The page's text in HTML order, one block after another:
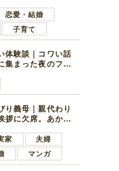
恋愛・結婚
子育て
体験談｜コワい話
集まった夜のファ
ママ
り義母｜親代わり
拶に欠席。あから
家
夫婦
マンガ